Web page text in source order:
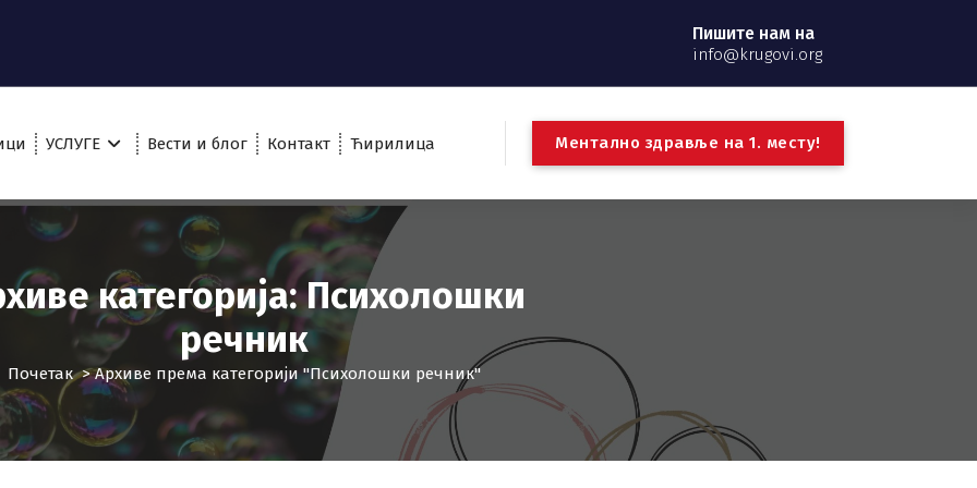
Пишите нам на
info@krugovi.org
УСЛУГЕ Вести и блог Контакт Ћирилица Ментално здравље на 1. месту!
категорија: Психолошки
речник
Почетак>Архиве према категорији "Психолошки речник"